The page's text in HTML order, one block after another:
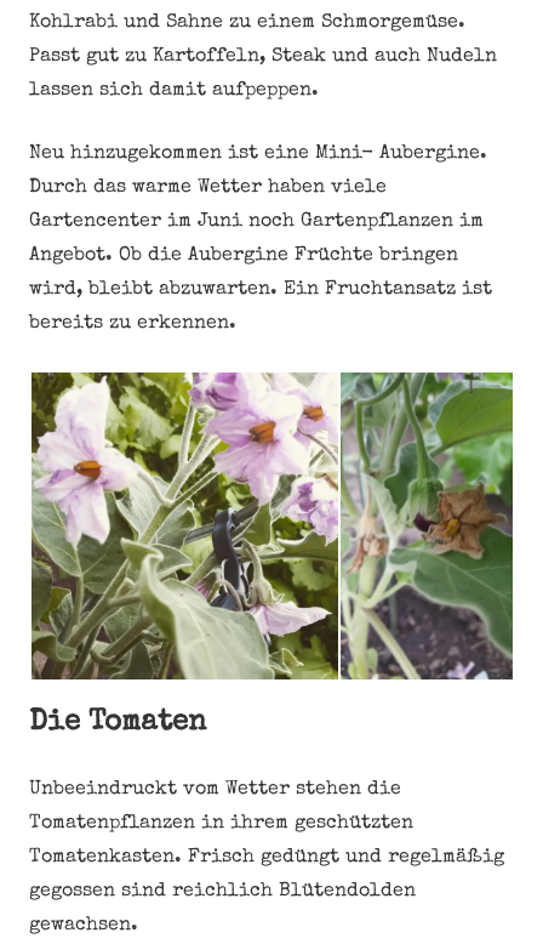
Kohlrabi und Sahne zu einem Schmorgemüse.
Passt gut zu Kartoffeln, Steak und auch Nudeln
lassen sich damit aufpeppen.
Neu hinzugekommen ist eine Mini- Aubergine.
Durch das warme Wetter haben viele
Gartencenter im Juni noch Gartenpflanzen im
Angebot. Ob die Aubergine Früchte bringen
wird, bleibt abzuwarten. Ein Fruchtansatz ist
bereits zu erkennen.
Die Tomaten
Unbeeindruckt vom Wetter stehen die
Tomatenpflanzen in ihrem geschützten
Tomatenkasten. Frisch gedüngt und regelmäßig
gegossen sind reichlich Blütendolden
gewachsen.